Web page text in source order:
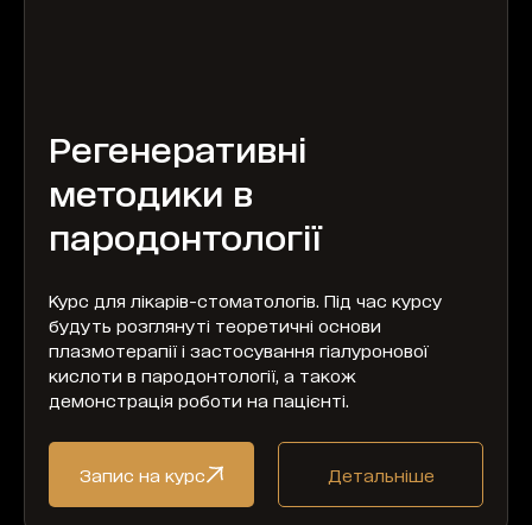
Регенеративні
методики в
пародонтології
Курс для лікарів-стоматологів. Під час курсу
будуть розглянуті теоретичні основи
плазмотерапії і застосування гіалуронової
кислоти в пародонтології, а також
демонстрація роботи на пацієнті.
Запис на курс Детальніше